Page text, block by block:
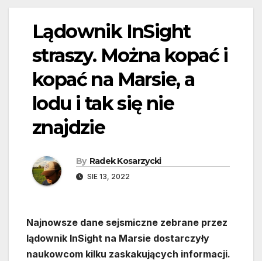
Lądownik InSight
straszy. Można kopać i
kopać na Marsie, a
lodu i tak się nie
znajdzie
By Radek Kosarzycki
SIE 13, 2022
Najnowsze dane sejsmiczne zebrane przez
lądownik InSight na Marsie dostarczyły
naukowcom kilku zaskakujących informacji.